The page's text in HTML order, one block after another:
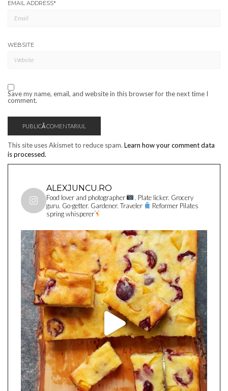
EMAIL ADDRESS*
WEBSITE
Save my name, email, and website in this browser for the next time I
comment.
This site uses Akismet to reduce spam. Learn how your comment data
is processed.
ALEXJUNCU.RO
Food lover and photographer
. Plate licker. Grocery
guru. Go-getter. Gardener. Traveler
Reformer Pilates
spring whisperer